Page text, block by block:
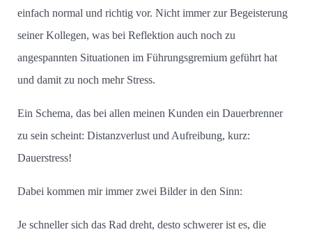
einfach normal und richtig vor. Nicht immer zur Begeisterung
seiner Kollegen, was bei Reflektion auch noch zu
angespannten Situationen im Führungsgremium geführt hat
und damit zu noch mehr Stress.
Ein Schema, das bei allen meinen Kunden ein Dauerbrenner
zu sein scheint: Distanzverlust und Aufreibung, kurz:
Dauerstress!
Dabei kommen mir immer zwei Bilder in den Sinn:
Je schneller sich das Rad dreht, desto schwerer ist es, die